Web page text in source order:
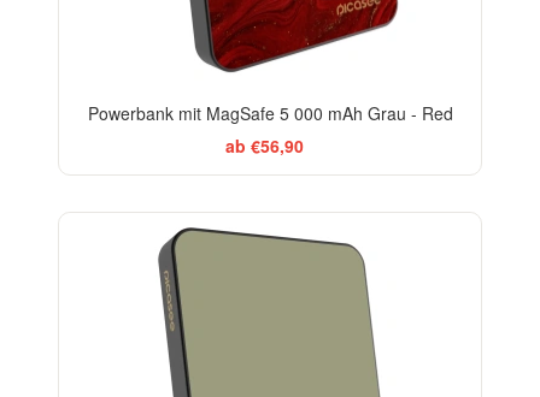
Powerbank mit MagSafe 5 000 mAh Grau - Red
ab €56,90